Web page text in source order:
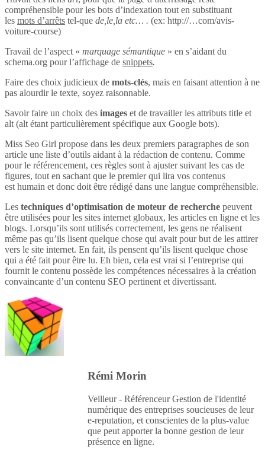
compréhensible pour les bots d’indexation tout en substituant
les mots d’arrêts tel-que de,le,la etc… . (ex: http://…com/avis-
voiture-course)
Travail de l’aspect « marquage sémantique » en s’aidant du
schema.org pour l’affichage de snippets.
Faire des choix judicieux de mots-clés, mais en faisant attention à ne
pas alourdir le texte, soyez raisonnable.
Savoir faire un choix des images et de travailler les attributs title et
alt (alt étant particulièrement spécifique aux Google bots).
Miss Seo Girl propose dans les deux premiers paragraphes de son
article une liste d’outils aidant à la rédaction de contenu. Comme
pour le référencement, ces règles sont à ajuster suivant les cas de
figures, tout en sachant que le premier qui lira vos contenus
est humain et donc doit être rédigé dans une langue compréhensible.
Les techniques d’optimisation de moteur de recherche peuvent
être utilisées pour les sites internet globaux, les articles en ligne et les
blogs. Lorsqu’ils sont utilisés correctement, les gens ne réalisent
même pas qu’ils lisent quelque chose qui avait pour but de les attirer
vers le site internet. En fait, ils pensent qu’ils lisent quelque chose
qui a été fait pour être lu. Eh bien, cela est vrai si l’entreprise qui
fournit le contenu possède les compétences nécessaires à la création
convaincante d’un contenu SEO pertinent et divertissant.
Rémi Morin
Veilleur - Référenceur Gestion de l'identité
numérique des entreprises soucieuses de leur
e-reputation, et conscientes de la plus-value
que peut apporter la bonne gestion de leur
présence en ligne.